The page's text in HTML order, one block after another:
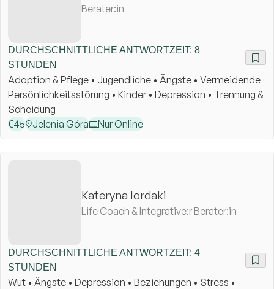
Berater:in
DURCHSCHNITTLICHE ANTWORTZEIT: 8
STUNDEN
Adoption & Pflege • Jugendliche • Ängste • Vermeidende
Persönlichkeitsstörung • Kinder • Depression • Trennung &
Scheidung
€45 Jelenia Góra Nur Online
Kateryna Iordaki
Life Coach & Integrative:r Berater:in
DURCHSCHNITTLICHE ANTWORTZEIT: 4
STUNDEN
Wut • Ängste • Depression • Beziehungen • Stress •